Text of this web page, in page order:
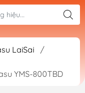
LaiSai
/
YMS-800TBD